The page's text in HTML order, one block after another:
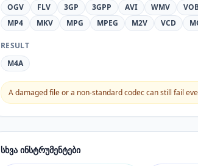
OGV
FLV 3GP 3GPP AVI WMV
MP4
MKV MPG MPEG M2V VCD
RESULT
M4A
A damaged file or a non-standard codec can still fail
სხვა ინსტრუმენტები